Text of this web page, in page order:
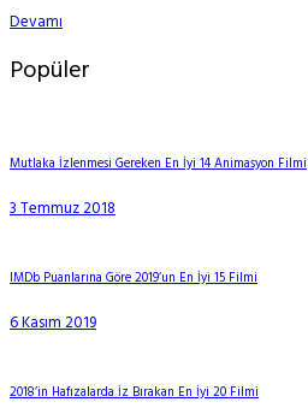
Devamı
Popüler
Mutlaka İzlenmesi Gereken En İyi 14 Animasyon Filmi
3 Temmuz 2018
IMDb Puanlarına Göre 2019’un En İyi 15 Filmi
6 Kasım 2019
2018’in Hafızalarda İz Bırakan En İyi 20 Filmi